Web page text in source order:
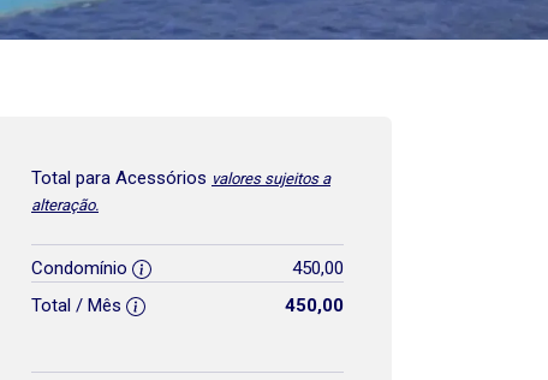
Total para Acessórios valores sujeitos a
alteração.
Condomínio
450,00
Total / Mês
450,00